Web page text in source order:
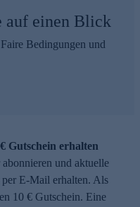
auf einen Blick
Bedingungen und
Gutschein erhalten
und aktuelle
E-Mail erhalten. Als
10 € Gutschein. Eine